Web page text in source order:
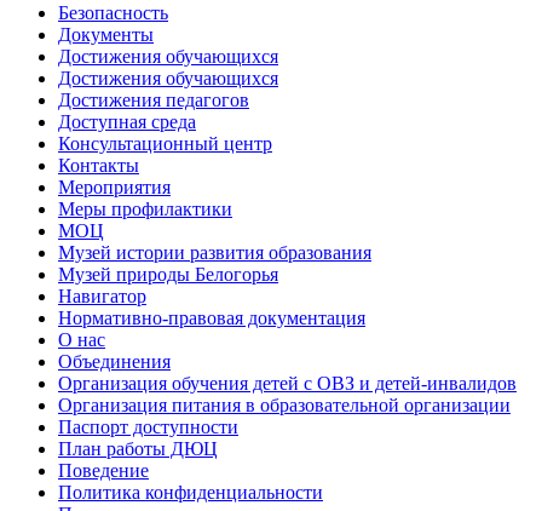
Безопасность
Документы
Достижения обучающихся
Достижения обучающихся
Достижения педагогов
Доступная среда
Консультационный центр
Контакты
Мероприятия
Меры профилактики
МОЦ
Музей истории развития образования
Музей природы Белогорья
Навигатор
Нормативно-правовая документация
О нас
Объединения
Организация обучения детей с ОВЗ и детей-инвалидов
Организация питания в образовательной организации
Паспорт доступности
План работы ДЮЦ
Поведение
Политика конфиденциальности